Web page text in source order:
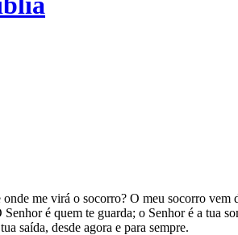
me virá o socorro? O meu socorro
é quem te guarda; o Senhor é a tua
saída, desde agora e para sempre.